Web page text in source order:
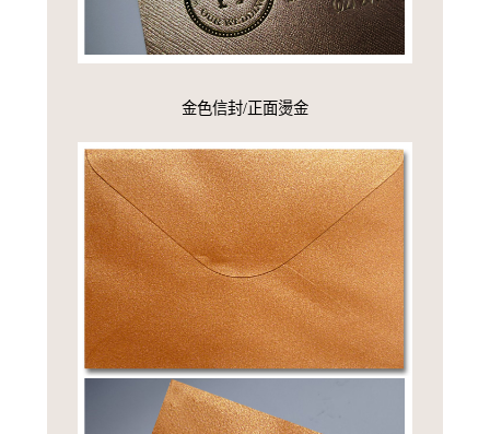
金色信封/正面燙金